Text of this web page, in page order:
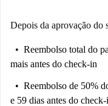
Depois da aprovação do
Reembolso total do
mais antes do check-in
Reembolso de 50%
e 59 dias antes do check-